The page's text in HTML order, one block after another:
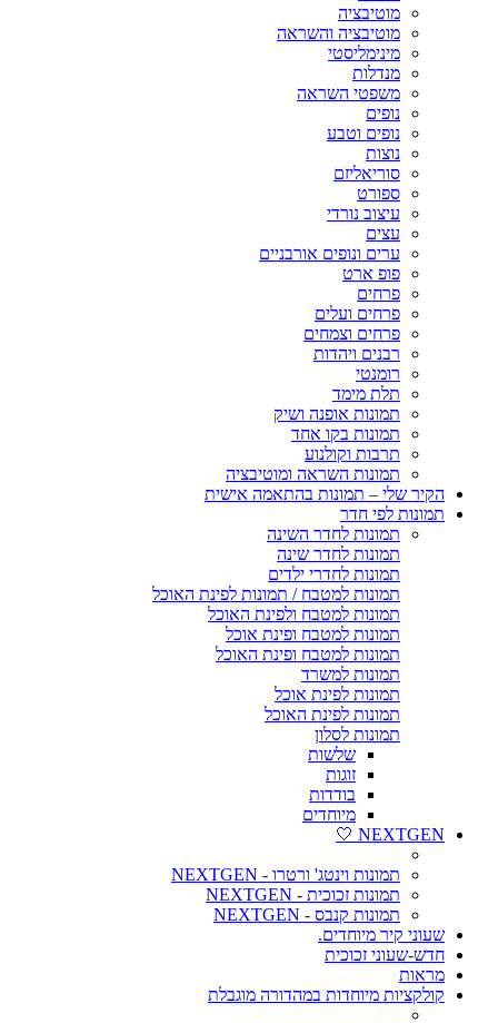
מוטיבציה
מוטיבציה והשראה
מינימליסטי
מנדלות
משפטי השראה
נופים
נופים וטבע
נוצות
סוריאליזם
ספורט
עיצוב נורדי
עצים
ערים ונופים אורבניים
פופ ארט
פרחים
פרחים ועלים
פרחים וצמחים
רבנים ויהדות
רומנטי
תלת מימד
תמונות אופנה ושיק
תמונות בקו אחד
תרבות וקולנוע
תמונות השראה ומוטיבציה
הקיר שלי – תמונות בהתאמה אישית
תמונות לפי חדר
תמונות לחדר השינה
תמונות לחדר שינה
תמונות לחדרי ילדים
תמונות למטבח / תמונות לפינת האוכל
תמונות למטבח ולפינת האוכל
תמונות למטבח ופינת אוכל
תמונות למטבח ופינת האוכל
תמונות למשרד
תמונות לפינת אוכל
תמונות לפינת האוכל
תמונות לסלון
שלשות
זוגות
בודדות
מיוחדים
NEXTGEN 🤍
תמונות וינטג' ורטרו - NEXTGEN
תמונות זכוכית - NEXTGEN
תמונות קנבס - NEXTGEN
שעוני קיר מיוחדים.
חדש-שעוני זכוכית
מראות
קולקציות מיוחדות במהדורה מוגבלת